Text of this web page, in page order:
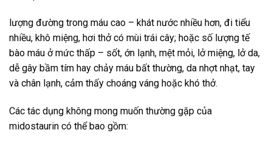
lượng đường trong máu cao – khát nước nhiều hơn, đi tiểu
nhiều, khô miệng, hơi thở có mùi trái cây; hoặc số lượng tế
bào máu ở mức thấp – sốt, ớn lạnh, mệt mỏi, lở miệng, lở da,
dễ gây bầm tím hay chảy máu bất thường, da nhợt nhạt, tay
và chân lạnh, cảm thấy choáng váng hoặc khó thở.
Các tác dụng không mong muốn thường gặp của
midostaurin có thể bao gồm: